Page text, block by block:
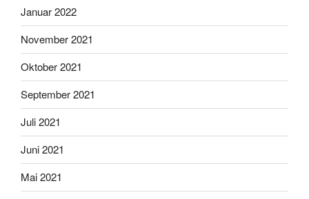
Januar 2022
November 2021
Oktober 2021
September 2021
Juli 2021
Juni 2021
Mai 2021